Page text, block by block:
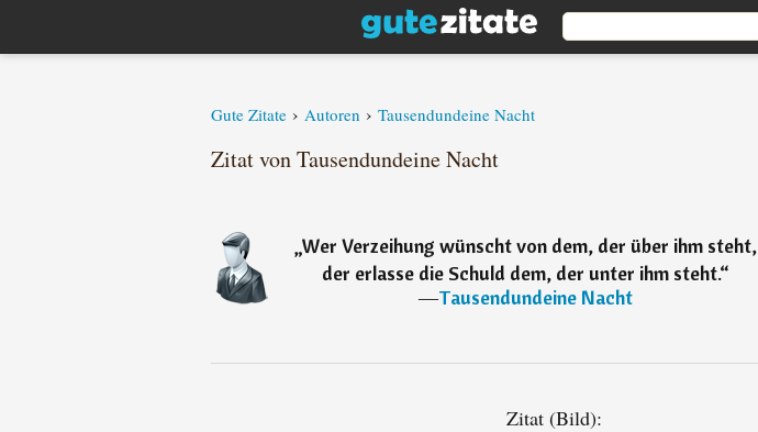
Gute Zitate › Autoren › Tausendundeine Nacht
Zitat von Tausendundeine Nacht
„Wer Verzeihung wünscht von dem, der über ihm steht,
der erlasse die Schuld dem, der unter ihm steht.“
―Tausendundeine Nacht
Zitat (Bild):